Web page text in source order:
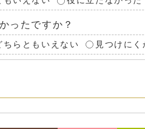
ったですか？
ちらともいえない 見つけにく